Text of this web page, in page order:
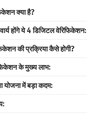
क्या है?
होंगे ये 4 डिजिटल वेरिफिकेशन:
की प्रक्रिया कैसे होगी?
के मुख्य लाभ:
योजना में बड़ा कदम: